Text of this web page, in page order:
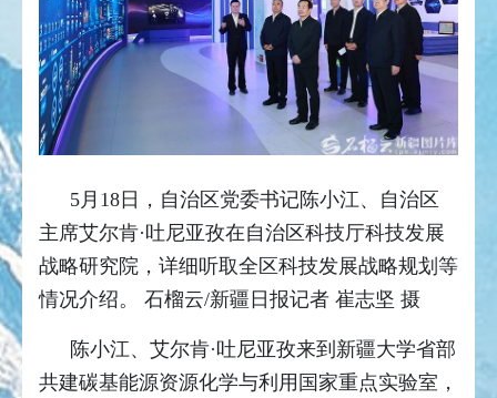
5月18日，自治区党委书记陈小江、自治区
主席艾尔肯·吐尼亚孜在自治区科技厅科技发展
战略研究院，详细听取全区科技发展战略规划等
情况介绍。 石榴云/新疆日报记者 崔志坚 摄
陈小江、艾尔肯·吐尼亚孜来到新疆大学省部
共建碳基能源资源化学与利用国家重点实验室，